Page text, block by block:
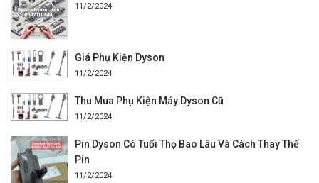
11/2/2024
Giá Phụ Kiện Dyson
11/2/2024
Thu Mua Phụ Kiện Máy Dyson Cũ
11/2/2024
Pin Dyson Có Tuổi Thọ Bao Lâu Và Cách Thay Thế
Pin
11/2/2024